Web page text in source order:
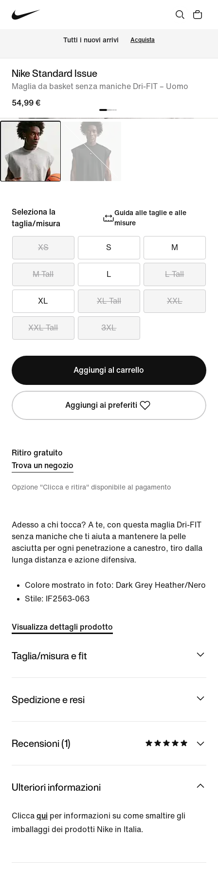
Tutti i nuovi arrivi Acquista
Nike Standard Issue
Maglia da basket senza maniche Dri-FIT – Uomo
54,99 €
Seleziona la
taglia/misura
Guida alle taglie e alle
misure
XS S M
M Tall L L Tall
XL XL Tall XXL
XXL Tall 3XL
Aggiungi al carrello
Aggiungi ai preferiti
Ritiro gratuito
Trova un negozio
Opzione "Clicca e ritira" disponibile al pagamento
Adesso a chi tocca? A te, con questa maglia Dri-FIT
senza maniche che ti aiuta a mantenere la pelle
asciutta per ogni penetrazione a canestro, tiro dalla
lunga distanza e azione difensiva.
Colore mostrato in foto: Dark Grey Heather/Nero
Stile:
IF2563-063
Visualizza dettagli prodotto
Taglia/misura e fit
Spedizione e resi
Recensioni (1)
Ulteriori informazioni
Clicca qui per informazioni su come smaltire gli
imballaggi dei prodotti Nike in Italia.